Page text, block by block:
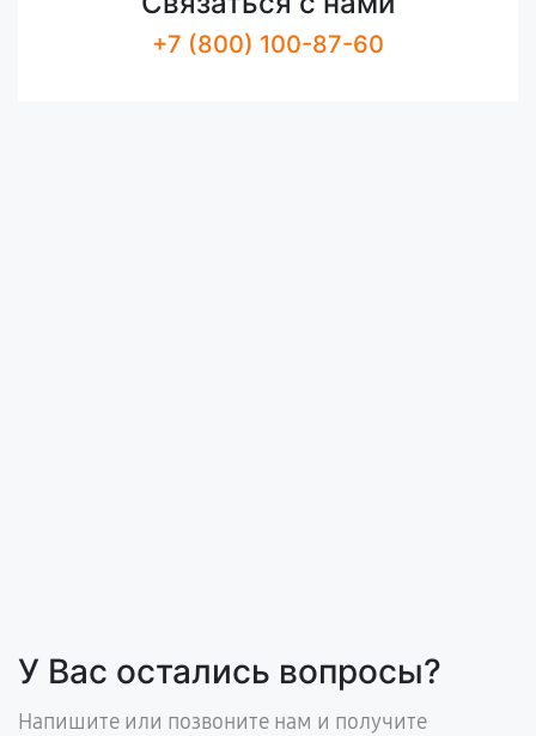
+7 (800) 100-87-60
У Вас остались вопросы?
Напишите или позвоните нам и получите